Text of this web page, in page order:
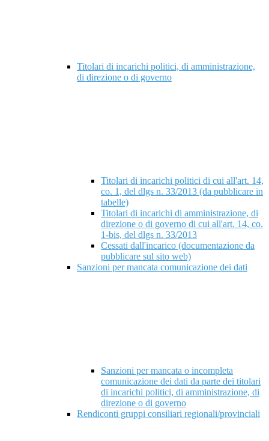
Titolari di incarichi politici, di amministrazione,
di direzione o di governo
Titolari di incarichi politici di cui all'art. 14,
co. 1, del dlgs n. 33/2013 (da pubblicare in
tabelle)
Titolari di incarichi di amministrazione, di
direzione o di governo di cui all'art. 14, co.
1-bis, del dlgs n. 33/2013
Cessati dall'incarico (documentazione da
pubblicare sul sito web)
Sanzioni per mancata comunicazione dei dati
Sanzioni per mancata o incompleta
comunicazione dei dati da parte dei titolari
di incarichi politici, di amministrazione, di
direzione o di governo
Rendiconti gruppi consiliari regionali/provinciali